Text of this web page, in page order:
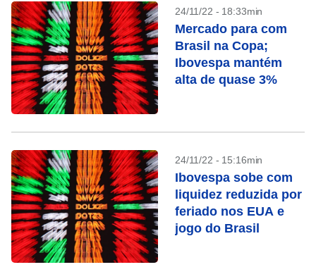
24/11/22 - 18:33min
Mercado para com
Brasil na Copa;
Ibovespa mantém
alta de quase 3%
24/11/22 - 15:16min
Ibovespa sobe com
liquidez reduzida por
feriado nos EUA e
jogo do Brasil